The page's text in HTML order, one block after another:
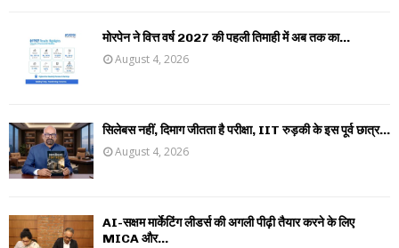
मोरपेन ने वित्त वर्ष 2027 की पहली तिमाही में अब तक का...
August 4, 2026
सिलेबस नहीं, दिमाग जीतता है परीक्षा, IIT रुड़की के इस पूर्व छात्र...
August 4, 2026
AI-सक्षम मार्केटिंग लीडर्स की अगली पीढ़ी तैयार करने के लिए
MICA और...